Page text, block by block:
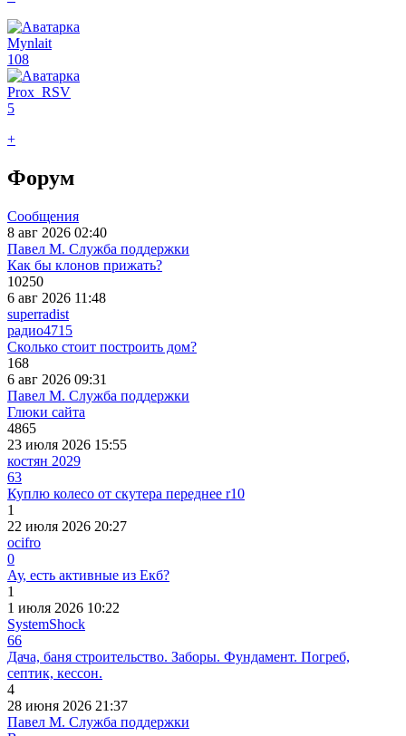
Mynlait
108
Prox_RSV
5
+
Форум
Сообщения
8 авг 2026 02:40
Павел М. Служба поддержки
Как бы клонов прижать?
10250
6 авг 2026 11:48
superradist
радио4715
Сколько стоит построить дом?
168
6 авг 2026 09:31
Павел М. Служба поддержки
Глюки сайта
4865
23 июля 2026 15:55
костян 2029
63
Куплю колесо от скутера переднее r10
1
22 июля 2026 20:27
ocifro
0
Ау, есть активные из Екб?
1
1 июля 2026 10:22
SystemShock
66
Дача, баня строительство. Заборы. Фундамент. Погреб,
септик, кессон.
4
28 июня 2026 21:37
Павел М. Служба поддержки